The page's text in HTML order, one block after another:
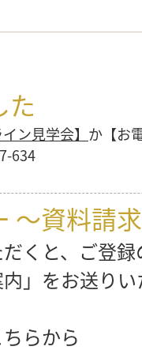
た
イン見学会】 か【お
634
～資料請
くと、ご登
」をお送りい
ちらから